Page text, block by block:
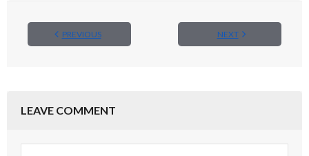
PREVIOUS NEXT
LEAVE COMMENT